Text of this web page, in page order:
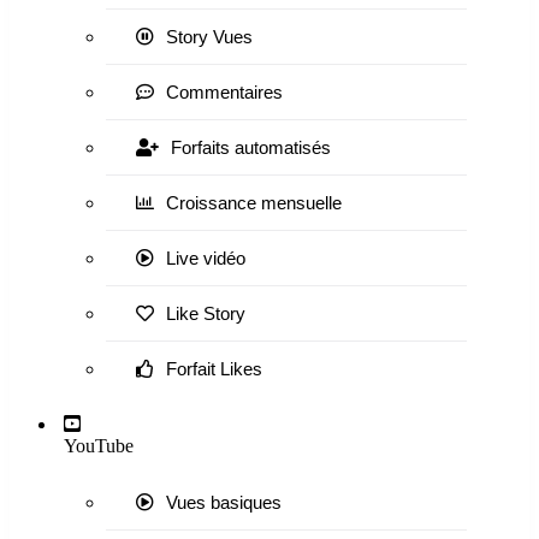
Story Vues
Commentaires
Forfaits automatisés
Croissance mensuelle
Live vidéo
Like Story
Forfait Likes
YouTube
Vues basiques